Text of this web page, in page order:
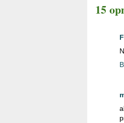
15